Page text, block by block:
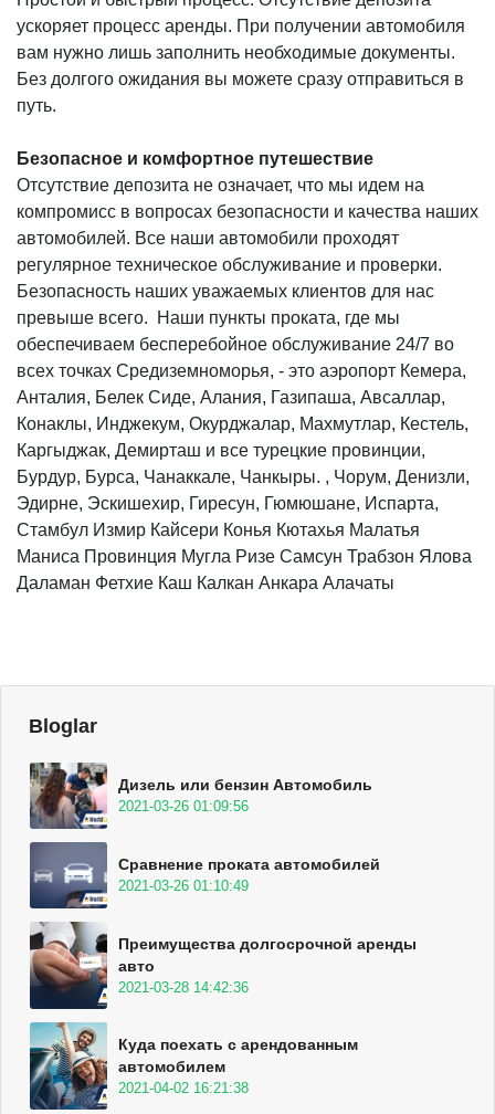
ускоряет процесс аренды. При получении автомобиля
вам нужно лишь заполнить необходимые документы.
Без долгого ожидания вы можете сразу отправиться в
путь.
Безопасное и комфортное путешествие
Отсутствие депозита не означает, что мы идем на
компромисс в вопросах безопасности и качества наших
автомобилей. Все наши автомобили проходят
регулярное техническое обслуживание и проверки.
Безопасность наших уважаемых клиентов для нас
превыше всего. Наши пункты проката, где мы
обеспечиваем бесперебойное обслуживание 24/7 во
всех точках Средиземноморья, - это аэропорт Кемера,
Анталия, Белек Сиде, Алания, Газипаша, Авсаллар,
Конаклы, Инджекум, Окурджалар, Махмутлар, Кестель,
Каргыджак, Демирташ и все турецкие провинции,
Бурдур, Бурса, Чанаккале, Чанкыры. , Чорум, Денизли,
Эдирне, Эскишехир, Гиресун, Гюмюшане, Испарта,
Стамбул Измир Кайсери Конья Кютахья Малатья
Маниса Провинция Мугла Ризе Самсун Трабзон Ялова
Даламан Фетхие Каш Калкан Анкара Алачаты
Bloglar
Дизель или бензин Автомобиль
2021-03-26 01:09:56
Сравнение проката автомобилей
2021-03-26 01:10:49
Преимущества долгосрочной аренды
авто
2021-03-28 14:42:36
Куда поехать с арендованным
автомобилем
2021-04-02 16:21:38